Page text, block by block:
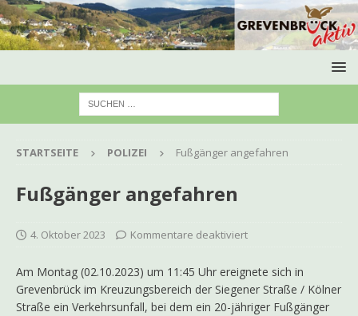
STARTSEITE POLIZEI Fußgänger angefahren
Fußgänger angefahren
4. Oktober 2023 Kommentare deaktiviert
Am Montag (02.10.2023) um 11:45 Uhr ereignete sich in
Grevenbrück im Kreuzungsbereich der Siegener Straße / Kölner
Straße ein Verkehrsunfall, bei dem ein 20-jähriger Fußgänger